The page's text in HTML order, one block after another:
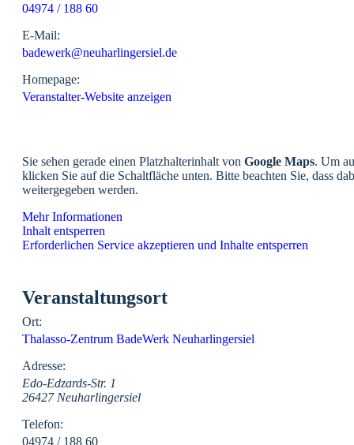
04974 / 188 60
E-Mail:
badewerk@neuharlingersiel.de
Homepage:
Veranstalter-Website anzeigen
Veranstaltungsort
Ort:
Thalasso-Zentrum BadeWerk Neuharlingersiel
Adresse:
Edo-Edzards-Str. 1
26427 Neuharlingersiel
Telefon:
04974 / 188 60
Sie sehen gerade einen Platzhalterinhalt von Google Maps. Um
klicken Sie auf die Schaltfläche unten. Bitte beachten Sie, dass
weitergegeben werden.
Mehr Informationen
Inhalt entsperren
Erforderlichen Service akzeptieren und Inhalte entsperren